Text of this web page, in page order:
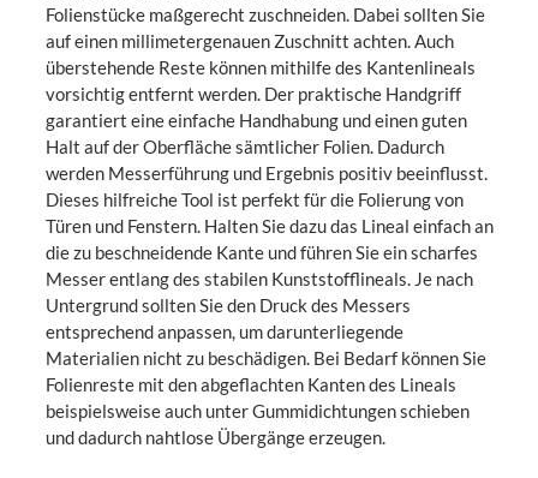
Folienstücke maßgerecht zuschneiden. Dabei sollten Sie
auf einen millimetergenauen Zuschnitt achten. Auch
überstehende Reste können mithilfe des Kantenlineals
vorsichtig entfernt werden. Der praktische Handgriff
garantiert eine einfache Handhabung und einen guten
Halt auf der Oberfläche sämtlicher Folien. Dadurch
werden Messerführung und Ergebnis positiv beeinflusst.
Dieses hilfreiche Tool ist perfekt für die Folierung von
Türen und Fenstern. Halten Sie dazu das Lineal einfach an
die zu beschneidende Kante und führen Sie ein scharfes
Messer entlang des stabilen Kunststofflineals. Je nach
Untergrund sollten Sie den Druck des Messers
entsprechend anpassen, um darunterliegende
Materialien nicht zu beschädigen. Bei Bedarf können Sie
Folienreste mit den abgeflachten Kanten des Lineals
beispielsweise auch unter Gummidichtungen schieben
und dadurch nahtlose Übergänge erzeugen.